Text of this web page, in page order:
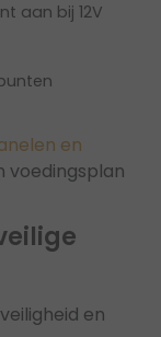
aan bij 12V
en
voedingsplan
en